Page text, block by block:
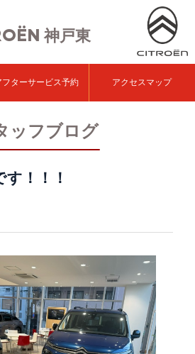
神戸東
フターサービス予約 アクセスマップ
ッフブログ
！！！